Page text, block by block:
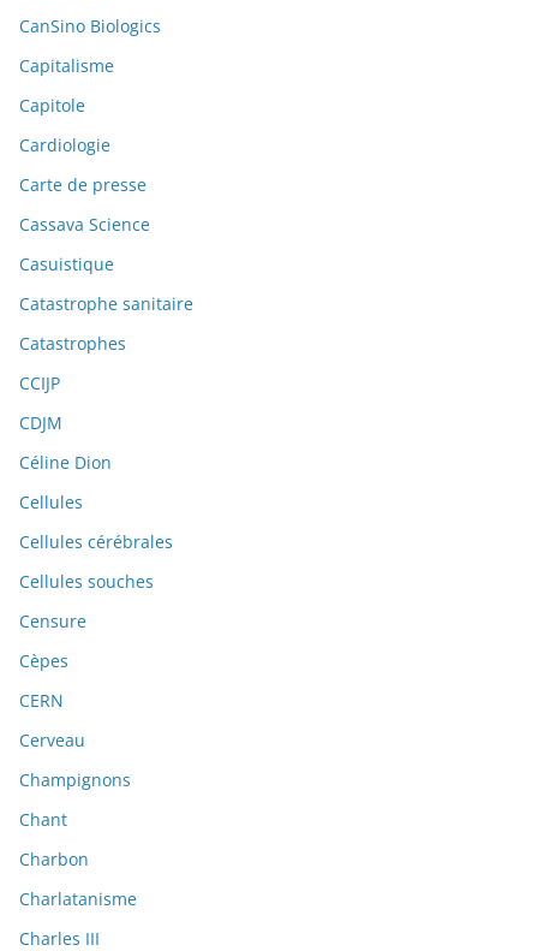
CanSino Biologics
Capitalisme
Capitole
Cardiologie
Carte de presse
Cassava Science
Casuistique
Catastrophe sanitaire
Catastrophes
CCIJP
CDJM
Céline Dion
Cellules
Cellules cérébrales
Cellules souches
Censure
Cèpes
CERN
Cerveau
Champignons
Chant
Charbon
Charlatanisme
Charles III